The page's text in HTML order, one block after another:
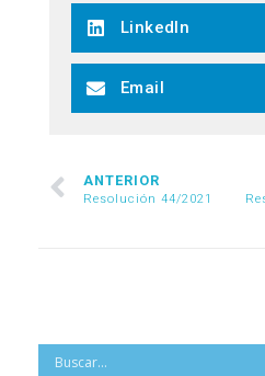
LinkedIn
Email
ANTERIOR
Resolución 44/2021